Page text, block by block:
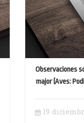
Observaciones
major (Aves:
19